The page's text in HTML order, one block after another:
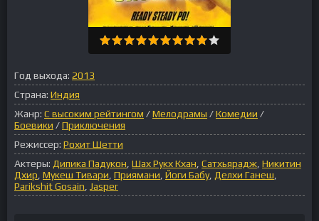
Год выхода: 2013
Страна: Индия
Жанр: С высоким рейтингом /Мелодрамы /Комедии /
Боевики /Приключения
Режиссер: Рохит Шетти
Актеры: Дипика Падукон Шах Рукх Кхан Сатхьярадж Никитин
Дхир Мукеш Тивари Приямани Йоги Бабу, Делхи Ганеш
Parikshit Gosain
Jasper